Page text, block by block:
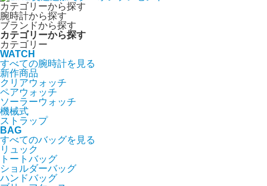
カテゴリーから探す
腕時計から探す
ブランドから探す
カテゴリーから探す
カテゴリー
WATCH
すべての腕時計を見る
新作商品
クリアウォッチ
ペアウォッチ
ソーラーウォッチ
機械式
ストラップ
BAG
すべてのバッグを見る
リュック
トートバッグ
ショルダーバッグ
ハンドバッグ